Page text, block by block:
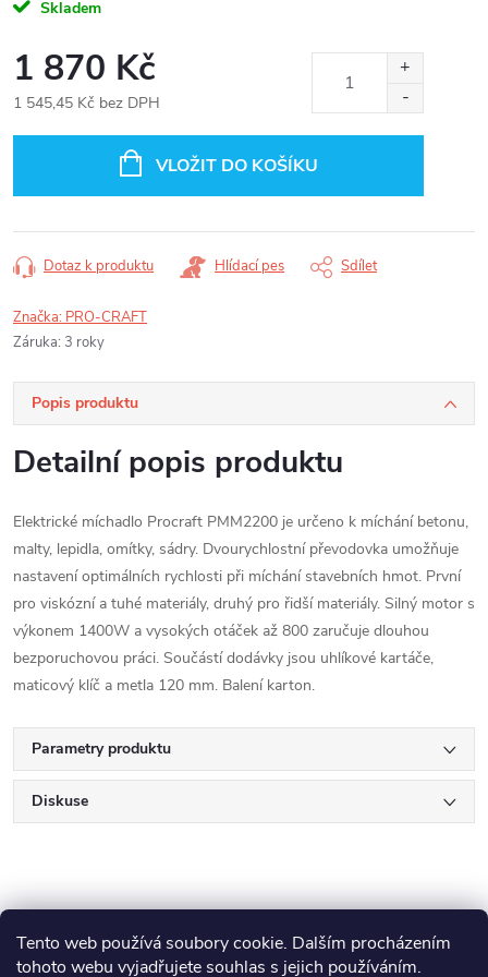
Tento web používá soubory cookie. Dalším procházením
tohoto webu vyjadřujete souhlas s jejich používáním.
Skladem
1 870 Kč
1 545,45 Kč bez DPH
VLOŽIT DO KOŠÍKU
Dotaz k produktu Hlídací pes Sdílet
Značka: PRO-CRAFT
Záruka: 3 roky
Popis produktu
Detailní popis produktu
Elektrické míchadlo Procraft PMM2200 je určeno k míchání betonu,
malty, lepidla, omítky, sádry. Dvourychlostní převodovka umožňuje
nastavení optimálních rychlosti při míchání stavebních hmot. První
pro viskózní a tuhé materiály, druhý pro řidší materiály. Silný motor s
výkonem 1400W a vysokých otáček až 800 zaručuje dlouhou
bezporuchovou práci. Součástí dodávky jsou uhlíkové kartáče,
maticový klíč a metla 120 mm. Balení karton.
Parametry produktu
Diskuse